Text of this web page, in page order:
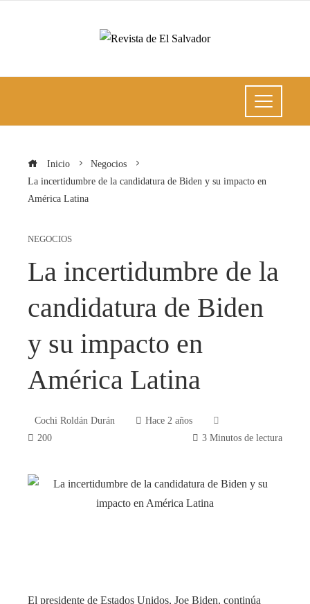
Inicio
Negocios
La incertidumbre de la candidatura de Biden y su impacto en
América Latina
NEGOCIOS
La incertidumbre de la
candidatura de Biden
y su impacto en
América Latina
Cochi Roldán Durán
Hace 2 años
200
3 Minutos de lectura
El presidente de Estados Unidos, Joe Biden, continúa